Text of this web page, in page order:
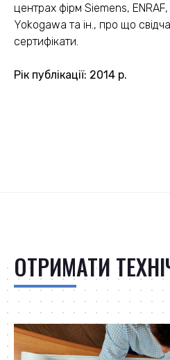
центрах фірм Siemens, ENRAF,
Yokogawa та ін., про що
сертифікати.
Рік публікації: 2014 р.
ОТРИМАТИ